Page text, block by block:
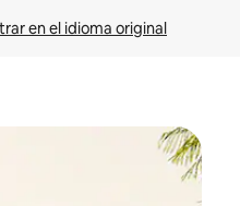
en el idioma original